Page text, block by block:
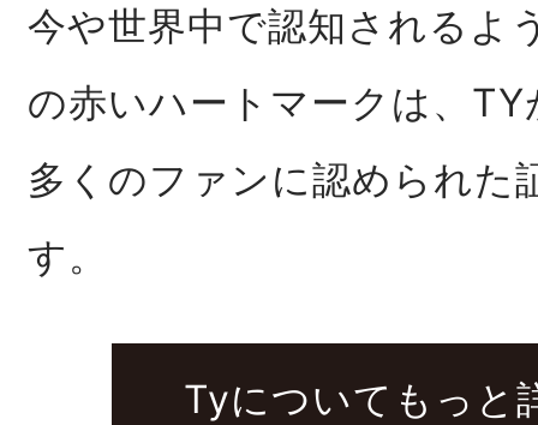
今や世界中で認知されるよ
の赤いハートマークは、
多くのファンに認められた
す。
Tyについてもっと